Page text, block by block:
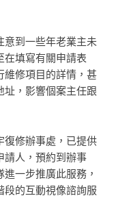
到一些年老業主未
在填寫有關申請表
維修項目的詳情，甚
址，影響個案主任跟
復修辦事處，已提供
請人，預約到辦事
一步推廣此服務，
段的互動視像諮詢服